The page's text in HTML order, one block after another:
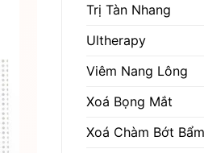
Trị Tàn Nhang
Ultherapy
Viêm Nang Lông
Xoá Bọng Mắt
Xoá Chàm Bớt